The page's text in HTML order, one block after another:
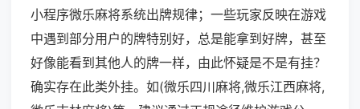
小程序微乐麻将系统出牌规律；一些玩家反映在游戏
中遇到部分用户的牌特别好，总是能拿到好牌，甚至
好像能看到其他人的牌一样，由此怀疑是不是有挂？
确实存在此类外挂。如(微乐四川麻将,微乐江西麻将,